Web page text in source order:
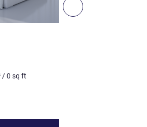
Weiter - Zimmer
/0 sq ft